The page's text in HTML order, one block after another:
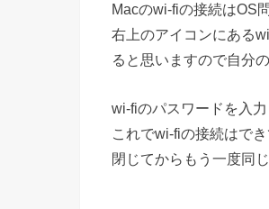
Macのwi-fiの接続はOS
右上のアイコンにある
ると思いますので自分
wi-fiのパスワードを入
これでwi-fiの接続はで
閉じてからもう一度同